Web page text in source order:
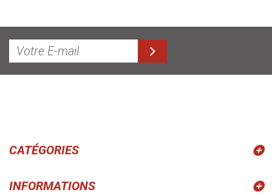
CATÉGORIES
INFORMATIONS